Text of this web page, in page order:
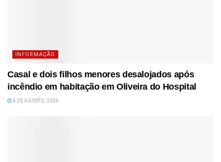
INFORMAÇÃO
Casal e dois filhos menores desalojados após
incêndio em habitação em Oliveira do Hospital
5 DE AGOSTO, 2026